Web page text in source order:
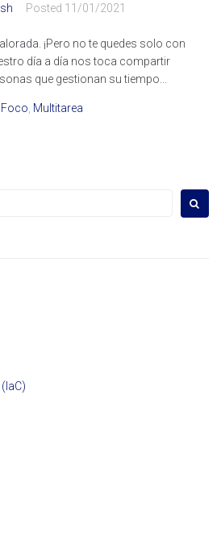
Posted 11/01/2021
¡Pero no te quedes solo con
día a día nos toca compartir
que gestionan su tiempo...
Foco Multitarea